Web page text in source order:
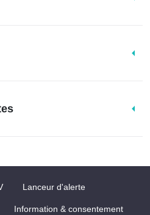
Lanceur d'alerte
Information & consentement